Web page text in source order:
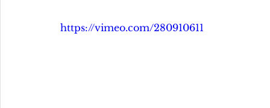
https://vimeo.com/280910611